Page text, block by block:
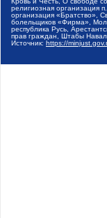
религиозная организация
организация «Братство»,
болельщиков «Фирма»,
республика Русь,
прав граждан, Штабы
Источник: https://